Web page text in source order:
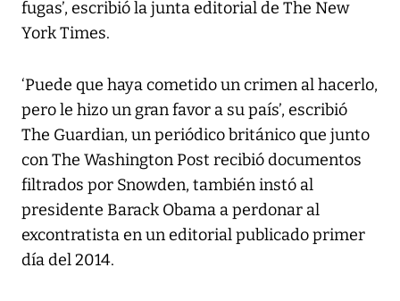
fugas’, escribió la junta editorial de The New
York Times.
‘Puede que haya cometido un crimen al hacerlo,
pero le hizo un gran favor a su país’, escribió
The Guardian, un periódico británico que junto
con The Washington Post recibió documentos
filtrados por Snowden, también instó al
presidente Barack Obama a perdonar al
excontratista en un editorial publicado primer
día del 2014.